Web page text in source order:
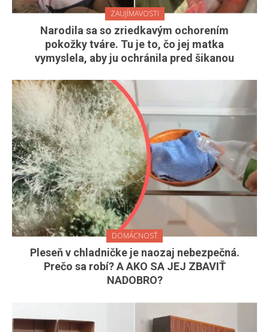
ZAUJÍMAVOSTI
Narodila sa so zriedkavým ochorením
pokožky tváre. Tu je to, čo jej matka
vymyslela, aby ju ochránila pred šikanou
DOMÁCNOSŤ
Pleseň v chladničke je naozaj nebezpečná.
Prečo sa robí? A AKO SA JEJ ZBAVIŤ
NADOBRO?